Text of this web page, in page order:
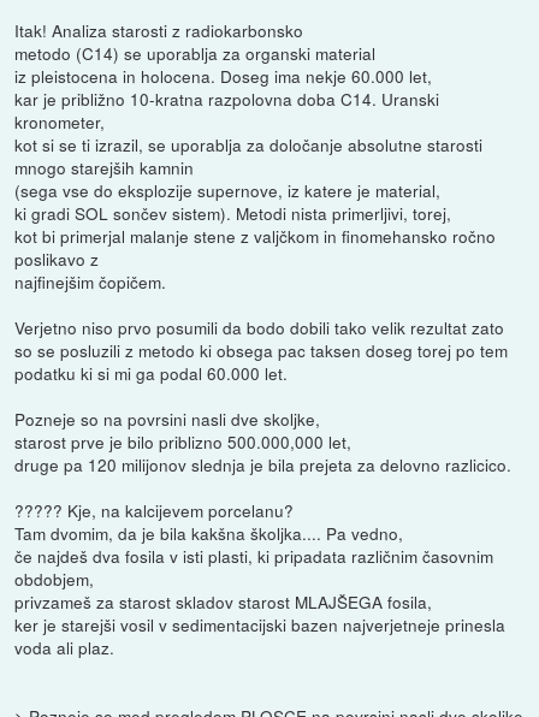
Itak! Analiza starosti z radiokarbonsko
metodo (C14) se uporablja za organski material
iz pleistocena in holocena. Doseg ima nekje 60.000 let,
kar je približno 10-kratna razpolovna doba C14. Uranski
kronometer,
kot si se ti izrazil, se uporablja za določanje absolutne starosti
mnogo starejših kamnin
(sega vse do eksplozije supernove, iz katere je material,
ki gradi SOL sončev sistem). Metodi nista primerljivi, torej,
kot bi primerjal malanje stene z valjčkom in finomehansko ročno
poslikavo z
najfinejšim čopičem.
Verjetno niso prvo posumili da bodo dobili tako velik rezultat zato
so se posluzili z metodo ki obsega pac taksen doseg torej po tem
podatku ki si mi ga podal 60.000 let.
Pozneje so na povrsini nasli dve skoljke,
starost prve je bilo priblizno 500.000,000 let,
druge pa 120 milijonov slednja je bila prejeta za delovno razlicico.
????? Kje, na kalcijevem porcelanu?
Tam dvomim, da je bila kakšna školjka.... Pa vedno,
če najdeš dva fosila v isti plasti, ki pripadata različnim časovnim
obdobjem,
privzameš za starost skladov starost MLAJŠEGA fosila,
ker je starejši vosil v sedimentacijski bazen najverjetneje prinesla
voda ali plaz.